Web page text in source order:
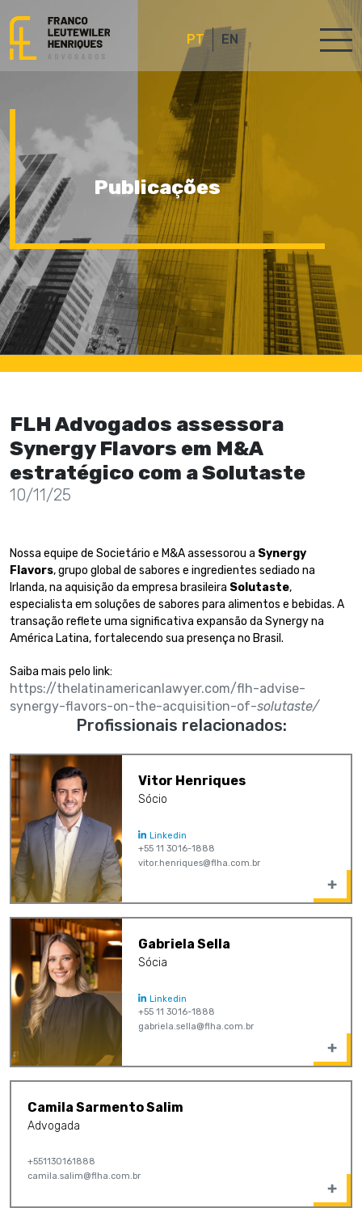
PT EN
Publicações
FLH Advogados assessora
Synergy Flavors em M&A
estratégico com a Solutaste
10/11/25
Nossa equipe de Societário e M&A assessorou a Synergy
Flavors, grupo global de sabores e ingredientes sediado na
Irlanda, na aquisição da empresa brasileira Solutaste,
especialista em soluções de sabores para alimentos e bebidas. A
transação reflete uma significativa expansão da Synergy na
América Latina, fortalecendo sua presença no Brasil.
Saiba mais pelo link:
https://thelatinamericanlawyer.com/flh-advise-
synergy-flavors-on-the-acquisition-of-solutaste/
Profissionais relacionados:
Vitor Henriques
Sócio
Linkedin
+55 11 3016-1888
vitor.henriques@flha.com.br
Gabriela Sella
Sócia
Linkedin
+55 11 3016-1888
gabriela.sella@flha.com.br
Camila Sarmento Salim
Advogada
+551130161888
camila.salim@flha.com.br